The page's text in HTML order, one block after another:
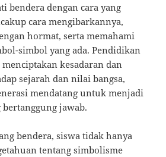
bendera dengan cara yang
cara mengibarkannya,
hormat, serta memahami
simbol yang ada. Pendidikan
kesadaran dan
sejarah dan nilai bangsa,
mendatang untuk menjadi
bertanggung jawab.
bendera, siswa tidak hanya
tentang simbolisme